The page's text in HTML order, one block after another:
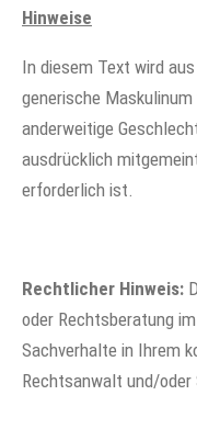
Hinweise
In diesem Text wird
generische
anderweitige
ausdrücklich
erforderlich ist.
Rechtlicher Hinweis:
oder Rechtsberatung
Sachverhalte in Ihrem
Rechtsanwalt und/oder